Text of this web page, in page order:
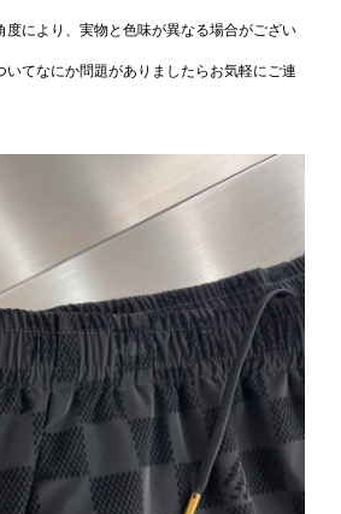
により、実物と色味が異なる場合がござい
てなにか問題がありましたらお気軽にご連